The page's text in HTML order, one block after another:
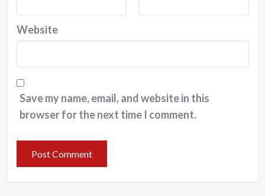
Website
Save my name, email, and website in this
browser for the next time I comment.